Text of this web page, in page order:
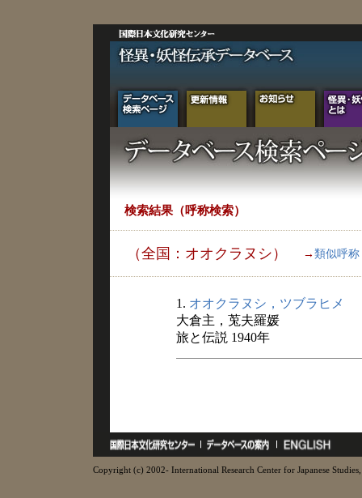
検索結果（呼称検索）
（全国：オオクラヌシ） → 類似呼称
1. オオクラヌシ，ツブラヒメ
大倉主，莵夫羅媛
旅と伝説 1940年
Copyright (c) 2002- International Research Center for Japanese